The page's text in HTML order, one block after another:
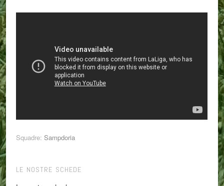
Squadre:Sampdoria
LE NOSTRE SCHEDE